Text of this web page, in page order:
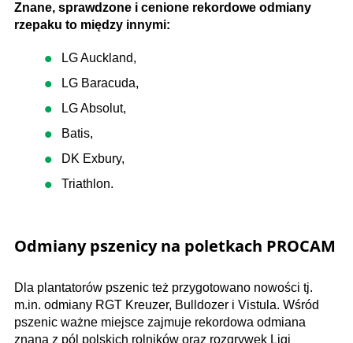
Znane, sprawdzone i cenione rekordowe odmiany
rzepaku to między innymi:
LG Auckland,
LG Baracuda,
LG Absolut,
Batis,
DK Exbury,
Triathlon.
Odmiany pszenicy na poletkach PROCAM
Dla plantatorów pszenic też przygotowano nowości tj.
m.in. odmiany RGT Kreuzer, Bulldozer i Vistula. Wśród
pszenic ważne miejsce zajmuje rekordowa odmiana
znana z pól polskich rolników oraz rozgrywek Ligi